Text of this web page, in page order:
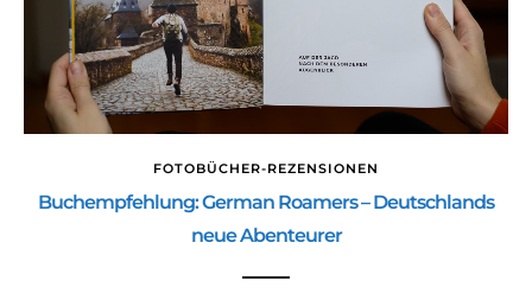
FOTOBÜCHER-REZENSIONEN
Buchempfehlung: German Roamers – Deutschlands
neue Abenteurer